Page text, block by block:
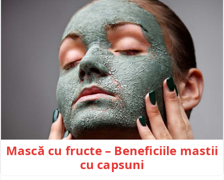
Mască cu fructe – Beneficiile mastii
cu capsuni